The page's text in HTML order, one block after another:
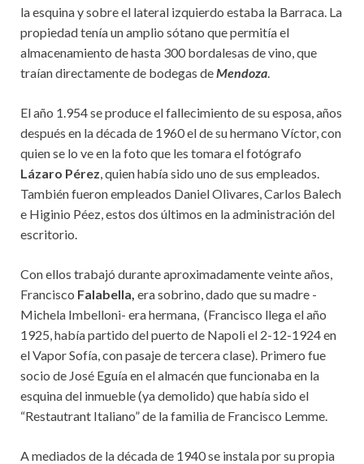
la esquina y sobre el lateral izquierdo estaba la Barraca. La
propiedad tenía un amplio sótano que permitía el
almacenamiento de hasta 300 bordalesas de vino, que
traían directamente de bodegas de Mendoza
El año 1.954 se produce el fallecimiento de su esposa, años
después en la década de 1960 el de su hermano Víctor, con
quien se lo ve en la foto que les tomara el fotógrafo
Lázaro Pérez , quien había sido uno de sus empleados.
También fueron empleados Daniel Olivares, Carlos Balech
e Higinio Péez, estos dos últimos en la administración del
escritorio.
Con ellos trabajó durante aproximadamente veinte años,
Francisco Falabella, era sobrino, dado que su madre -
Michela Imbelloni- era hermana, (Francisco llega el año
1925, había partido del puerto de Napoli el 2-12-1924 en
el Vapor Sofía, con pasaje de tercera clase). Primero fue
socio de José Eguía en el almacén que funcionaba en la
esquina del inmueble (ya demolido) que había sido el
“Restautrant Italiano” de la familia de Francisco Lemme.
A mediados de la década de 1940 se instala por su propia